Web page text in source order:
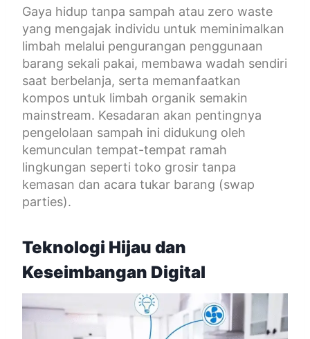
Gaya hidup tanpa sampah atau zero waste
yang mengajak individu untuk meminimalkan
limbah melalui pengurangan penggunaan
barang sekali pakai, membawa wadah sendiri
saat berbelanja, serta memanfaatkan
kompos untuk limbah organik semakin
mainstream. Kesadaran akan pentingnya
pengelolaan sampah ini didukung oleh
kemunculan tempat-tempat ramah
lingkungan seperti toko grosir tanpa
kemasan dan acara tukar barang (swap
parties).
Teknologi Hijau dan
Keseimbangan Digital